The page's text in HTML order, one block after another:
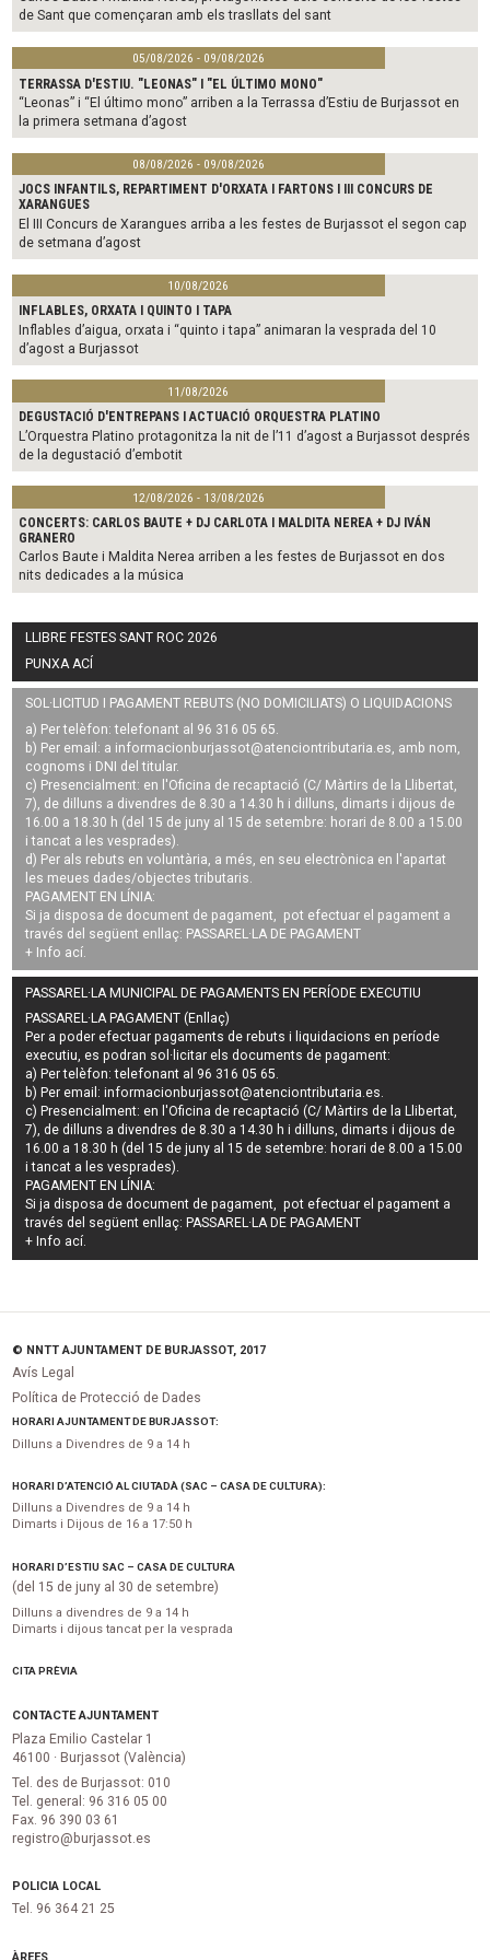
de Sant que començaran amb els trasllats del sant
05/08/2026 - 09/08/2026
TERRASSA D'ESTIU. "LEONAS" I "EL ÚLTIMO MONO"
“Leonas” i “El último mono” arriben a la Terrassa d’Estiu de Burjassot en
la primera setmana d’agost
08/08/2026 - 09/08/2026
JOCS INFANTILS, REPARTIMENT D'ORXATA I FARTONS I III CONCURS DE
XARANGUES
El III Concurs de Xarangues arriba a les festes de Burjassot el segon cap
de setmana d’agost
10/08/2026
INFLABLES, ORXATA I QUINTO I TAPA
Inflables d’aigua, orxata i “quinto i tapa” animaran la vesprada del 10
d’agost a Burjassot
11/08/2026
DEGUSTACIÓ D'ENTREPANS I ACTUACIÓ ORQUESTRA PLATINO
L’Orquestra Platino protagonitza la nit de l’11 d’agost a Burjassot després
de la degustació d’embotit
12/08/2026 - 13/08/2026
CONCERTS: CARLOS BAUTE + DJ CARLOTA I MALDITA NEREA + DJ IVÁN
GRANERO
Carlos Baute i Maldita Nerea arriben a les festes de Burjassot en dos
nits dedicades a la música
LLIBRE FESTES SANT ROC 2026
PUNXA ACÍ
SOL·LICITUD I PAGAMENT REBUTS (NO DOMICILIATS) O LIQUIDACIONS
a) Per telèfon: telefonant al 96 316 05 65.
b) Per email: a informacionburjassot@atenciontributaria.es, amb nom,
cognoms i DNI del titular.
c) Presencialment: en l'Oficina de recaptació (C/ Màrtirs de la Llibertat,
7), de dilluns a divendres de 8.30 a 14.30 h i dilluns, dimarts i dijous de
16.00 a 18.30 h (del 15 de juny al 15 de setembre: horari de 8.00 a 15.00
i tancat a les vesprades).
d) Per als rebuts en voluntària, a més, en seu electrònica en l'apartat
les meues dades/objectes tributaris.
PAGAMENT EN LÍNIA:
Si ja disposa de document de pagament, pot efectuar el pagament a
través del següent enllaç: PASSAREL·LA DE PAGAMENT
+ Info ací.
PASSAREL·LA MUNICIPAL DE PAGAMENTS EN PERÍODE EXECUTIU
PASSAREL·LA PAGAMENT (Enllaç)
Per a poder efectuar pagaments derebuts i liquidacions en període
executiu, es podran sol·licitar els documents de pagament:
a) Per telèfon: telefonant al 96 316 05 65.
b) Per email:informacionburjassot@atenciontributaria.es.
c) Presencialment: en l'Oficina de recaptació (C/ Màrtirs de la Llibertat,
7), de dilluns a divendres de 8.30 a 14.30 h i dilluns, dimarts i dijous de
16.00 a 18.30 h (del 15 de juny al 15 de setembre: horari de 8.00 a 15.00
i tancat a les vesprades).
PAGAMENT EN LÍNIA:
Si ja disposa de document de pagament, pot efectuar el pagament a
través del següent enllaç: PASSAREL·LA DE PAGAMENT
+ Info ací.
© NNTT AJUNTAMENT DE BURJASSOT, 2017
Avís Legal
Política de Protecció de Dades
HORARI AJUNTAMENT DE BURJASSOT:
Dilluns a Divendres de 9 a 14 h
HORARI D’ATENCIÓ AL CIUTADÀ (SAC – CASA DE CULTURA):
Dilluns a Divendres de 9 a 14 h
Dimarts i Dijous de 16 a 17:50 h
HORARI D’ESTIU SAC – CASA DE CULTURA
(del 15 de juny al 30 de setembre)
Dilluns a divendres de 9 a 14 h
Dimarts i dijous tancat per la vesprada
CITA PRÈVIA
CONTACTE AJUNTAMENT
Plaza Emilio Castelar 1
46100 · Burjassot (València)
Tel. des de Burjassot: 010
Tel. general: 96 316 05 00
Fax. 96 390 03 61
registro@burjassot.es
POLICIA LOCAL
Tel. 96 364 21 25
ÀREES